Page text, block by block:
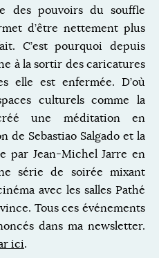
des pouvoirs du souffle
d’être nettement plus
C’est pourquoi depuis
à la sortir des caricatures
elle est enfermée. D’où
culturels comme la
une méditation en
de Sebastiao Salgado et la
par Jean-Michel Jarre en
série de soirée mixant
avec les salles Pathé
Tous ces événements
dans ma newsletter.
ici.